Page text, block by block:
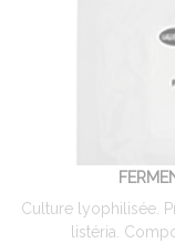
Culture lyophilisée.
listéria.